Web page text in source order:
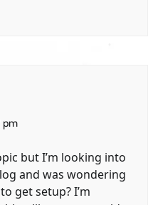
pm
but I’m looking into
and was wondering
get setup? I’m